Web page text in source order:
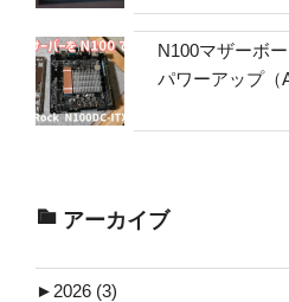
N100マザーボ
パワーアップ（
アーカイブ
► 2026 (3)